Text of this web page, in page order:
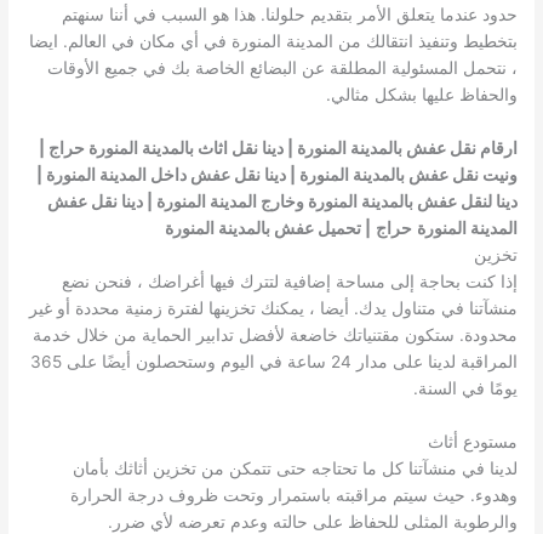
حدود عندما يتعلق الأمر بتقديم حلولنا. هذا هو السبب في أننا سنهتم
بتخطيط وتنفيذ انتقالك من المدينة المنورة في أي مكان في العالم. ايضا
، نتحمل المسئولية المطلقة عن البضائع الخاصة بك في جميع الأوقات
والحفاظ عليها بشكل مثالي.
ارقام نقل عفش بالمدينة المنورة | دينا نقل اثاث بالمدينة المنورة حراج |
ونيت نقل عفش بالمدينة المنورة | دينا نقل عفش داخل المدينة المنورة |
دينا لنقل عفش بالمدينة المنورة وخارج المدينة المنورة | دينا نقل عفش
المدينة المنورة حراج
| تحميل عفش بالمدينة المنورة
تخزين
إذا كنت بحاجة إلى مساحة إضافية لتترك فيها أغراضك ، فنحن نضع
منشآتنا في متناول يدك. أيضا ، يمكنك تخزينها لفترة زمنية محددة أو غير
محدودة. ستكون مقتنياتك خاضعة لأفضل تدابير الحماية من خلال خدمة
المراقبة لدينا على مدار 24 ساعة في اليوم وستحصلون أيضًا على 365
يومًا في السنة.
مستودع أثاث
لدينا في منشآتنا كل ما تحتاجه حتى تتمكن من تخزين أثاثك بأمان
وهدوء. حيث سيتم مراقبته باستمرار وتحت ظروف درجة الحرارة
والرطوبة المثلى للحفاظ على حالته وعدم تعرضه لأي ضرر.